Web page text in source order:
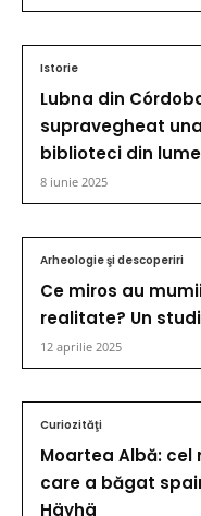
Istorie
Lubna din
supravegheat
biblioteci din lume
8 iunie 2025
Arheologie şi descoperiri
Ce miros au
realitate? Un
12 aprilie 2025
Curiozităţi
Moartea Albă:
care a băgat
Häyhä